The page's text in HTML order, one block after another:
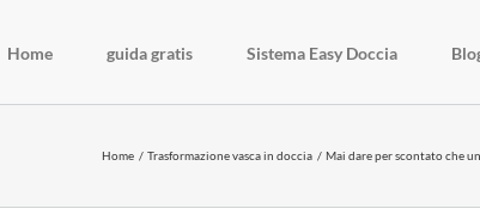
Home guida gratis Sistema Easy Doccia
Home Trasformazione vasca in doccia Mai dare per scontato che